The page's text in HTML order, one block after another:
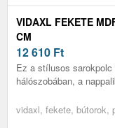
VIDAXL FEKETE
CM
12 610 Ft
Ez a stílusos
hálószobában, a
vidaxl, fekete, bútorok,